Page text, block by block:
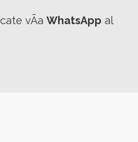
vÃ­a WhatsApp al